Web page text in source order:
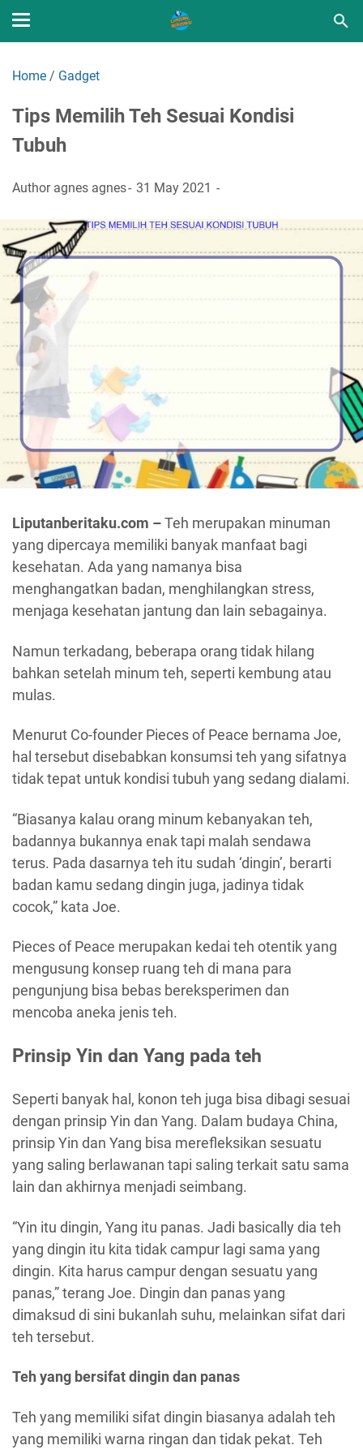
Home / Gadget
Tips Memilih Teh Sesuai Kondisi
Tubuh
Author agnes agnes 31 May 2021
Liputanberitaku.com –Teh merupakan minuman
yang dipercaya memiliki banyak manfaat bagi
kesehatan. Ada yang namanya bisa
menghangatkan badan, menghilangkan stress,
menjaga kesehatan jantung dan lain sebagainya.
Namun terkadang, beberapa orang tidak hilang
bahkan setelah minum teh, seperti kembung atau
mulas.
Menurut Co-founder Pieces of Peace bernama Joe,
hal tersebut disebabkan konsumsi teh yang sifatnya
tidak tepat untuk kondisi tubuh yang sedang dialami.
“Biasanya kalau orang minum kebanyakan teh,
badannya bukannya enak tapi malah sendawa
terus. Pada dasarnya teh itu sudah ‘dingin’, berarti
badan kamu sedang dingin juga, jadinya tidak
cocok,” kata Joe.
Pieces of Peace merupakan kedai teh otentik yang
mengusung konsep ruang teh di mana para
pengunjung bisa bebas bereksperimen dan
mencoba aneka jenis teh.
Prinsip Yin dan Yang pada teh
Seperti banyak hal, konon teh juga bisa dibagi sesuai
dengan prinsip Yin dan Yang. Dalam budaya China,
prinsip Yin dan Yang bisa merefleksikan sesuatu
yang saling berlawanan tapi saling terkait satu sama
lain dan akhirnya menjadi seimbang.
“Yin itu dingin, Yang itu panas. Jadi basically dia teh
yang dingin itu kita tidak campur lagi sama yang
dingin. Kita harus campur dengan sesuatu yang
panas,” terang Joe. Dingin dan panas yang
dimaksud di sini bukanlah suhu, melainkan sifat dari
teh tersebut.
Teh yang bersifat dingin dan panas
Teh yang memiliki sifat dingin biasanya adalah teh
yang memiliki warna ringan dan tidak pekat. Teh